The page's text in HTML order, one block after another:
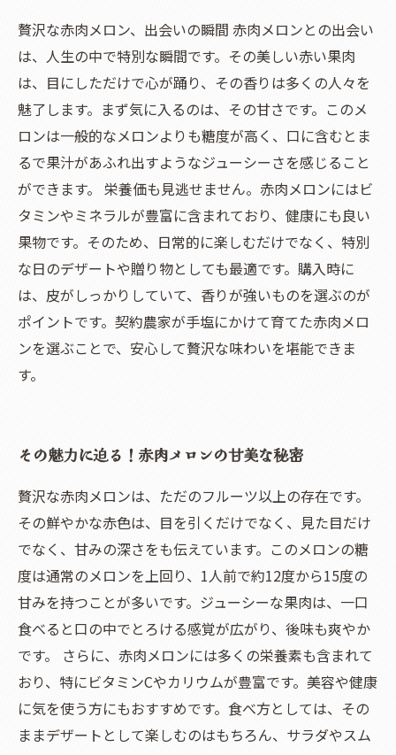
贅沢な赤肉メロン、出会いの瞬間 赤肉メロンとの出会い
は、人生の中で特別な瞬間です。その美しい赤い果肉
は、目にしただけで心が踊り、その香りは多くの人々を
魅了します。まず気に入るのは、その甘さです。このメ
ロンは一般的なメロンよりも糖度が高く、口に含むとま
るで果汁があふれ出すようなジューシーさを感じること
ができます。 栄養価も見逃せません。赤肉メロンにはビ
タミンやミネラルが豊富に含まれており、健康にも良い
果物です。そのため、日常的に楽しむだけでなく、特別
な日のデザートや贈り物としても最適です。購入時に
は、皮がしっかりしていて、香りが強いものを選ぶのが
ポイントです。契約農家が手塩にかけて育てた赤肉メロ
ンを選ぶことで、安心して贅沢な味わいを堪能できま
す。
その魅力に迫る！赤肉メロンの甘美な秘密
贅沢な赤肉メロンは、ただのフルーツ以上の存在です。
その鮮やかな赤色は、目を引くだけでなく、見た目だけ
でなく、甘みの深さをも伝えています。このメロンの糖
度は通常のメロンを上回り、1人前で約12度から15度の
甘みを持つことが多いです。ジューシーな果肉は、一口
食べると口の中でとろける感覚が広がり、後味も爽やか
です。 さらに、赤肉メロンには多くの栄養素も含まれて
おり、特にビタミンCやカリウムが豊富です。美容や健康
に気を使う方にもおすすめです。食べ方としては、その
ままデザートとして楽しむのはもちろん、サラダやスム